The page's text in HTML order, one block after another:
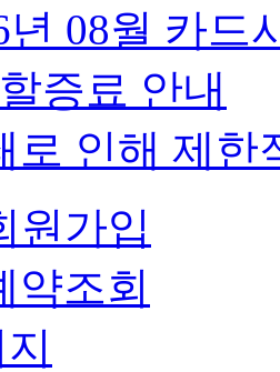
년 08월 카드
증료 안내
로 인해 제한
원가입
약조회